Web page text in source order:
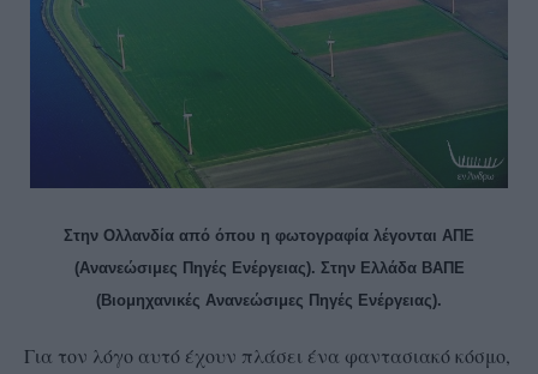
Στην Ολλανδία από όπου η φωτογραφία λέγονται ΑΠΕ
(Ανανεώσιμες Πηγές Ενέργειας). Στην Ελλάδα ΒΑΠΕ
(Βιομηχανικές Ανανεώσιμες Πηγές Ενέργειας).
Για τον λόγο αυτό έχουν πλάσει ένα φαντασιακό κόσμο,